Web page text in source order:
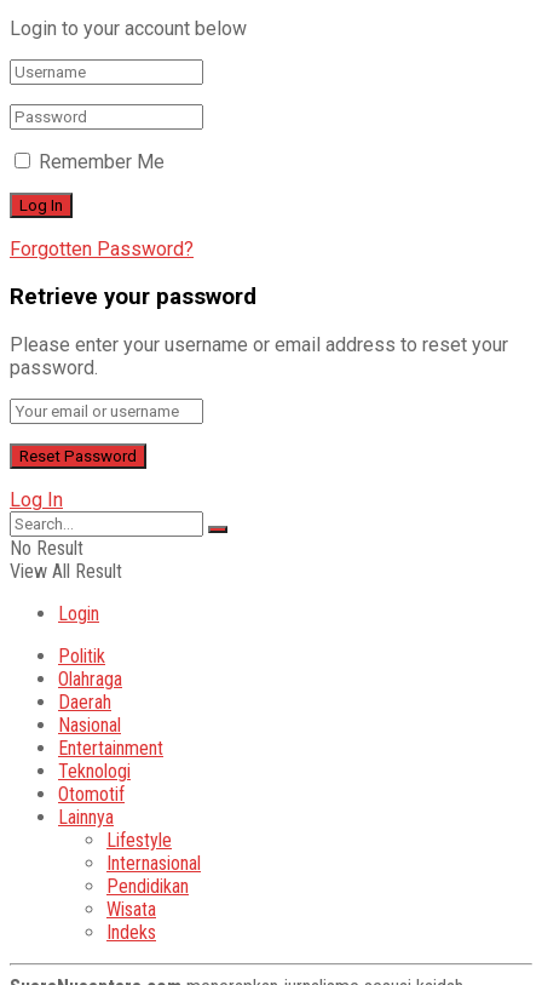
Login to your account below
Remember Me
Forgotten Password?
Retrieve your password
Please enter your username or email address to reset your
password.
Log In
No Result
View All Result
Login
Politik
Olahraga
Daerah
Nasional
Entertainment
Teknologi
Otomotif
Lainnya
Lifestyle
Internasional
Pendidikan
Wisata
Indeks